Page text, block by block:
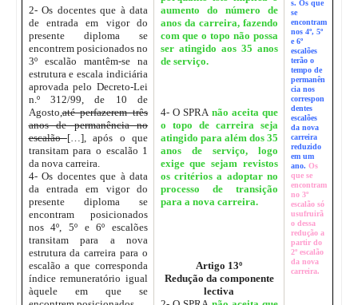
2- Os docentes que à data
de entrada em vigor do
presente diploma se
encontrem posicionados no
3º escalão mantêm-se na
estrutura e escala indiciária
aprovada pelo Decreto-Lei
n.º 312/99, de 10 de
Agosto,até perfazerem três
anos de permanência no
escalão[…], após o que
transitam para o escalão 1
da nova carreira.
4- Os docentes que à data
da entrada em vigor do
presente diploma se
encontram posicionados
nos 4º, 5º e 6º escalões
transitam para a nova
estrutura da carreira para o
escalão a que corresponda
índice remuneratório igual
àquele em que se
aumento do número de
anos da carreira, fazendo
com que o topo não possa
ser atingido aos 35 anos
de serviço.
4- O SPRA não aceita que
o topo de carreira seja
atingido para além dos 35
anos de serviço, logo
exige que sejam revistos
os critérios a adoptar no
processo de transição
para a nova carreira.
Artigo 13º
Redução da componente
lectiva
s. Os que
se
encontram
nos 4º, 5º
e 6º
escalões
terão o
tempo de
permanên
cia nos
correspon
dentes
escalões
da nova
carreira
reduzido
em um
ano. Os
que se
encontram
no 3º
escalão só
usufruirã
o dessa
redução a
partir do
2º escalão
da nova
carreira.